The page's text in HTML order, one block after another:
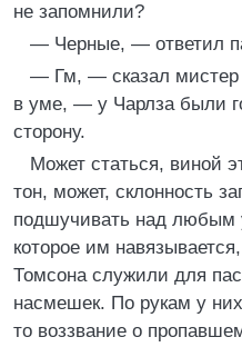
не запомнили?
— Черные, — ответил
— Гм, — сказал мистер
в уме, — у Чарлза были
сторону.
Может статься, виной
тон, может, склонность
подшучивать над любым
которое им
Томсона служили для
насмешек. По рукам у
то воззвание о